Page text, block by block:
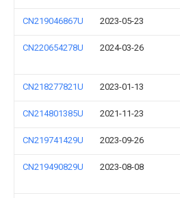
CN219046867U 2023-05-23
CN220654278U 2024-03-26
CN218277821U 2023-01-13
CN214801385U 2021-11-23
CN219741429U 2023-09-26
CN219490829U 2023-08-08